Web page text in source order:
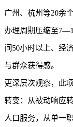
广州、杭州等20余
办理周期压缩至
间50小时以上、经
与群众获得感。
更深层次观察，此
转变：从被动响应
人口服务，从单一